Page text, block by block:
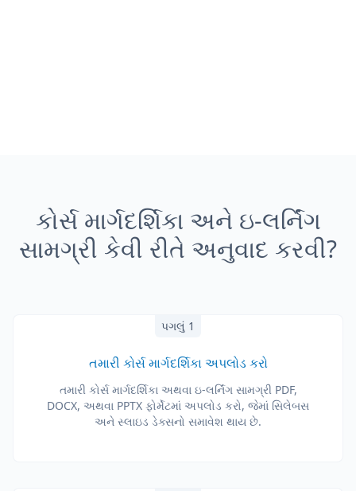
કોર્સ માર્ગદર્શિકા અને ઇ-લર્નિંગ
સામગ્રી કેવી રીતે અનુવાદ કરવી?
પગલું 1
તમારી કોર્સ માર્ગદર્શિકા અપલોડ કરો
તમારી કોર્સ માર્ગદર્શિકા અથવા ઇ-લર્નિંગ સામગ્રી PDF,
DOCX, અથવા PPTX ફોર્મેટમાં અપલોડ કરો, જેમાં સિલેબસ
અને સ્લાઇડ ડેક્સનો સમાવેશ થાય છે.